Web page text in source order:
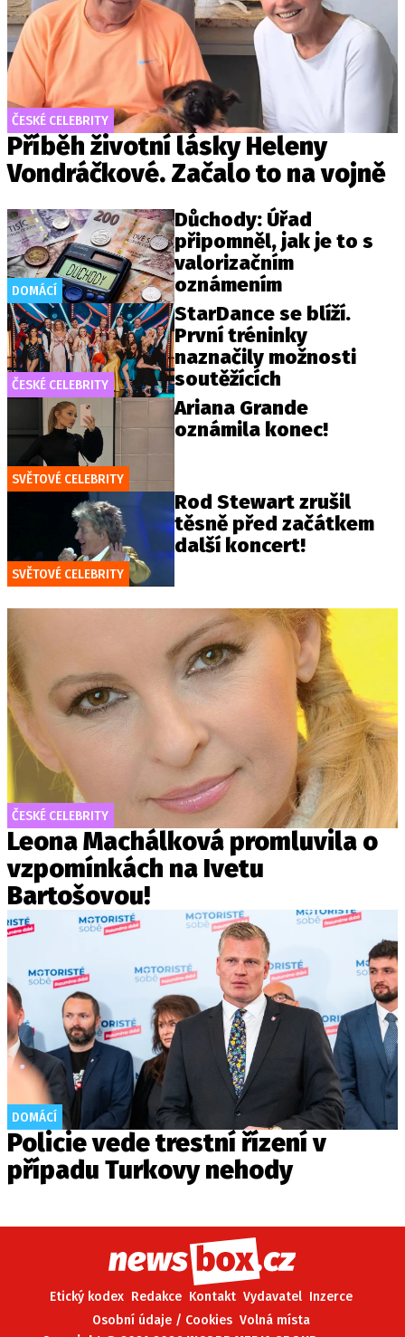
ČESKÉ CELEBRITY
Příběh životní lásky Heleny
Vondráčkové. Začalo to na vojně
DOMÁCÍ
Důchody: Úřad
připomněl, jak je to s
valorizačním
oznámením
ČESKÉ CELEBRITY
StarDance se blíží.
První tréninky
naznačily možnosti
soutěžících
SVĚTOVÉ CELEBRITY
Ariana Grande
oznámila konec!
SVĚTOVÉ CELEBRITY
Rod Stewart zrušil
těsně před začátkem
další koncert!
ČESKÉ CELEBRITY
Leona Machálková promluvila o
vzpomínkách na Ivetu
Bartošovou!
DOMÁCÍ
Policie vede trestní řízení v
případu Turkovy nehody
Etický kodex Redakce Kontakt Vydavatel Inzerce
Osobní údaje / Cookies Volná místa